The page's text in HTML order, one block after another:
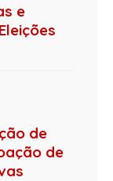
e
de
de